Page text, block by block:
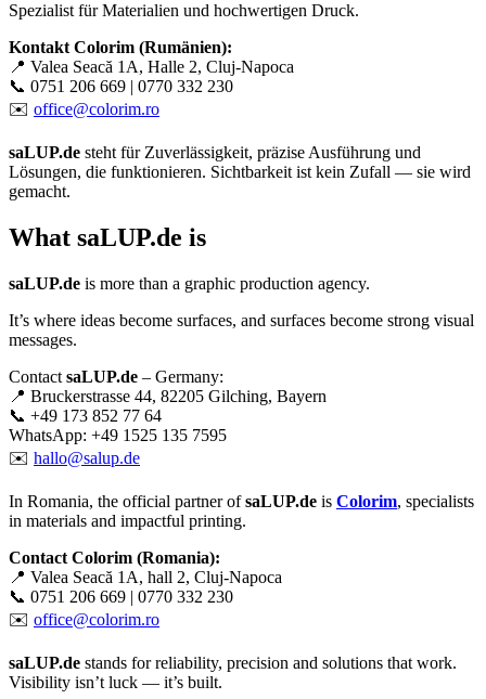
Spezialist für Materialien und hochwertigen Druck.
Kontakt Colorim (Rumänien):
📍 Valea Seacă 1A, Halle 2, Cluj-Napoca
📞 0751 206 669 | 0770 332 230
✉️ office@colorim.ro
saLUP.de steht für Zuverlässigkeit, präzise Ausführung und
Lösungen, die funktionieren. Sichtbarkeit ist kein Zufall — sie wird
gemacht.
What saLUP.de is
saLUP.de is more than a graphic production agency.
It’s where ideas become surfaces, and surfaces become strong visual
messages.
Contact saLUP.de – Germany:
📍 Bruckerstrasse 44, 82205 Gilching, Bayern
📞 +49 173 852 77 64
WhatsApp: +49 1525 135 7595
✉️ hallo@salup.de
In Romania, the official partner ofsaLUP.de is Colorim, specialists
in materials and impactful printing.
Contact Colorim (Romania):
📍 Valea Seacă 1A, hall 2, Cluj-Napoca
📞 0751 206 669 | 0770 332 230
✉️ office@colorim.ro
saLUP.de stands for reliability, precision and solutions that work.
Visibility isn’t luck — it’s built.